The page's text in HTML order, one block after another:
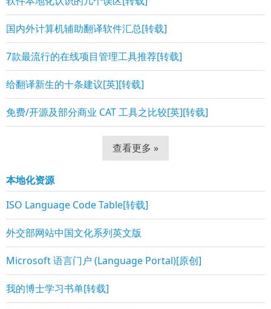
国内外计算机辅助翻译软件汇总[转载]
7款最流行的在线项目管理工具推荐[转载]
给翻译新生的十条建议[英][转载]
免费/开源及部分商业 CAT 工具之比较[英][转载]
查看更多 »
本地化资源
ISO Language Code Table[转载]
外交部网站中国文化系列英文版
Microsoft 语言门户 (Language Portal)[原创]
我的博士学习书单[转载]